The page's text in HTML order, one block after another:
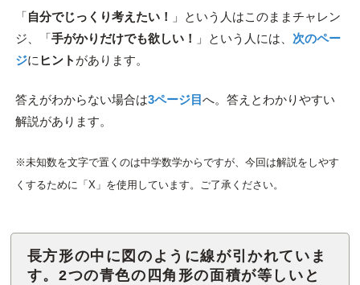
「自分でじっくり考えたい！
」という人はこのままチャレン
ジ、「手がかりだけでも欲しい！ 」という人には、 次のペー
ジに ヒント があります。
答えがわからない場合は3ページ目 へ。答えとわかりやすい
解説があります。
※未知数を文字で置くのは中学数学からですが、今回は解説をしやす
くするために「X」を使用しています。ご了承ください。
長方形の中に図のように線が引かれていま
す。2つの青色の四角形の面積が等しいと